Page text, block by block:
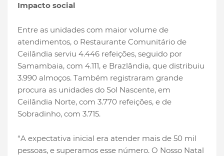
Impacto social
Entre as unidades com maior volume de
atendimentos, o Restaurante Comunitário de
Ceilândia serviu 4.446 refeições, seguido por
Samambaia, com 4.111, e Brazlândia, que distribuiu
3.990 almoços. Também registraram grande
procura as unidades do Sol Nascente, em
Ceilândia Norte, com 3.770 refeições, e de
Sobradinho, com 3.715.
“A expectativa inicial era atender mais de 50 mil
pessoas, e superamos esse número. O Nosso Natal